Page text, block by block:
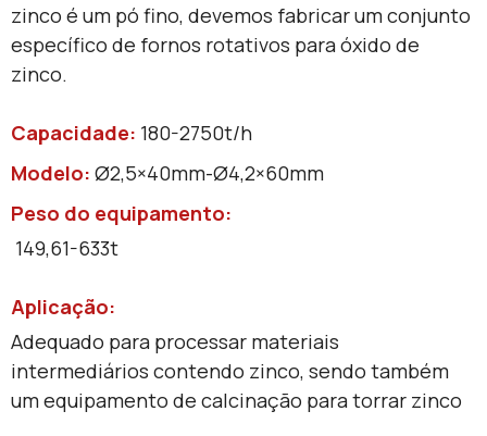
zinco é um pó fino, devemos fabricar um conjunto
específico de fornos rotativos para óxido de
zinco.
Capacidade: 180-2750t/h
Modelo: Ø2,5×40mm-Ø4,2×60mm
Peso do equipamento:
149,61-633t
Aplicação:
Adequado para processar materiais
intermediários contendo zinco, sendo também
um equipamento de calcinação para torrar zinco